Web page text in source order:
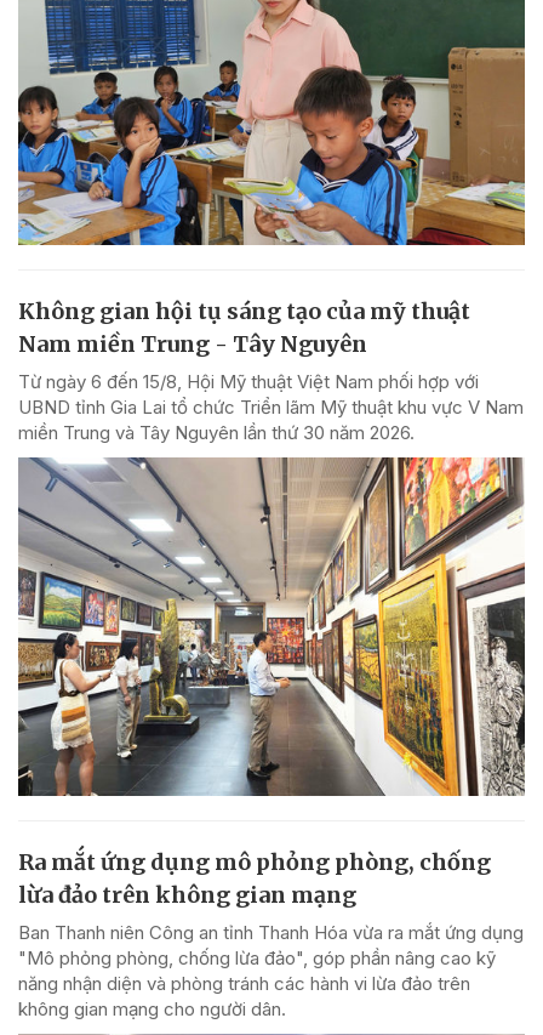
Không gian hội tụ sáng tạo của mỹ thuật
Nam miền Trung - Tây Nguyên
Từ ngày 6 đến 15/8, Hội Mỹ thuật Việt Nam phối hợp với
UBND tỉnh Gia Lai tổ chức Triển lãm Mỹ thuật khu vực V Nam
miền Trung và Tây Nguyên lần thứ 30 năm 2026.
Ra mắt ứng dụng mô phỏng phòng, chống
lừa đảo trên không gian mạng
Ban Thanh niên Công an tỉnh Thanh Hóa vừa ra mắt ứng dụng
"Mô phỏng phòng, chống lừa đảo", góp phần nâng cao kỹ
năng nhận diện và phòng tránh các hành vi lừa đảo trên
không gian mạng cho người dân.